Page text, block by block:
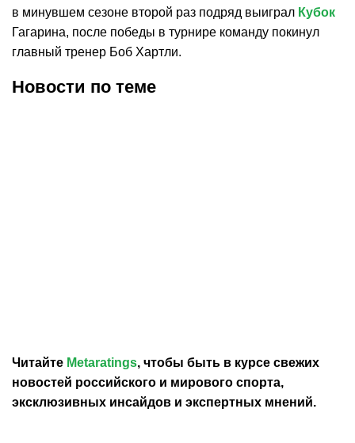
в минувшем сезоне второй раз подряд выиграл Кубок
Гагарина, после победы в турнире команду покинул
главный тренер Боб Хартли.
Новости по теме
Читайте Metaratings, чтобы быть в курсе свежих
новостей российского и мирового спорта,
эксклюзивных инсайдов и экспертных мнений.